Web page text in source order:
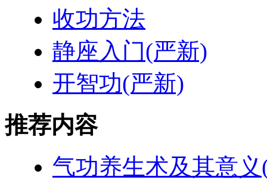
收功方法
静座入门(严新)
开智功(严新)
推荐内容
气功养生术及其意